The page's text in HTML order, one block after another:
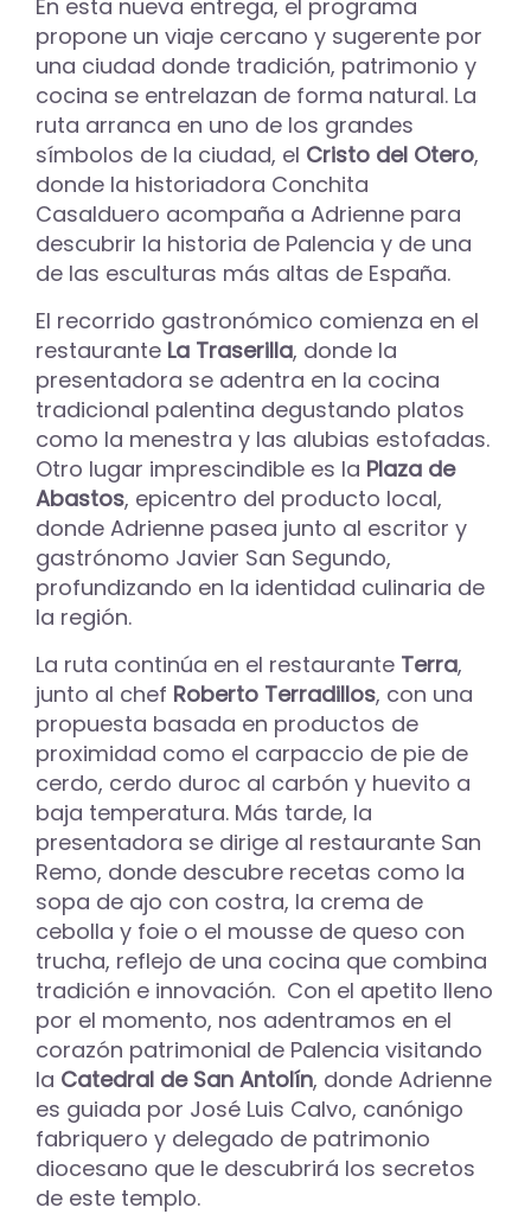
En esta nueva entrega, el programa
propone un viaje cercano y sugerente por
una ciudad donde tradición, patrimonio y
cocina se entrelazan de forma natural. La
ruta arranca en uno de los grandes
símbolos de la ciudad, el Cristo del Otero,
donde la historiadora Conchita
Casalduero acompaña a Adrienne para
descubrir la historia de Palencia y de una
de las esculturas más altas de España.
El recorrido gastronómico comienza en el
restaurante La Traserilla, donde la
presentadora se adentra en la cocina
tradicional palentina degustando platos
como la menestra y las alubias estofadas.
Otro lugar imprescindible es la Plaza de
Abastos, epicentro del producto local,
donde Adrienne pasea junto al escritor y
gastrónomo Javier San Segundo,
profundizando en la identidad culinaria de
la región.
La ruta continúa en el restaurante Terra,
junto al chef Roberto Terradillos, con una
propuesta basada en productos de
proximidad como el carpaccio de pie de
cerdo, cerdo duroc al carbón y huevito a
baja temperatura. Más tarde, la
presentadora se dirige al restaurante San
Remo, donde descubre recetas como la
sopa de ajo con costra, la crema de
cebolla y foie o el mousse de queso con
trucha, reflejo de una cocina que combina
tradición e innovación. Con el apetito lleno
por el momento, nos adentramos en el
corazón patrimonial de Palencia visitando
la Catedral de San Antolín, donde Adrienne
es guiada por José Luis Calvo, canónigo
fabriquero y delegado de patrimonio
diocesano que le descubrirá los secretos
de este templo.